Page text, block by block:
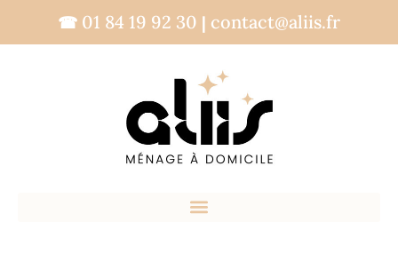
☎ 01 84 19 92 30 | contact@aliis.fr